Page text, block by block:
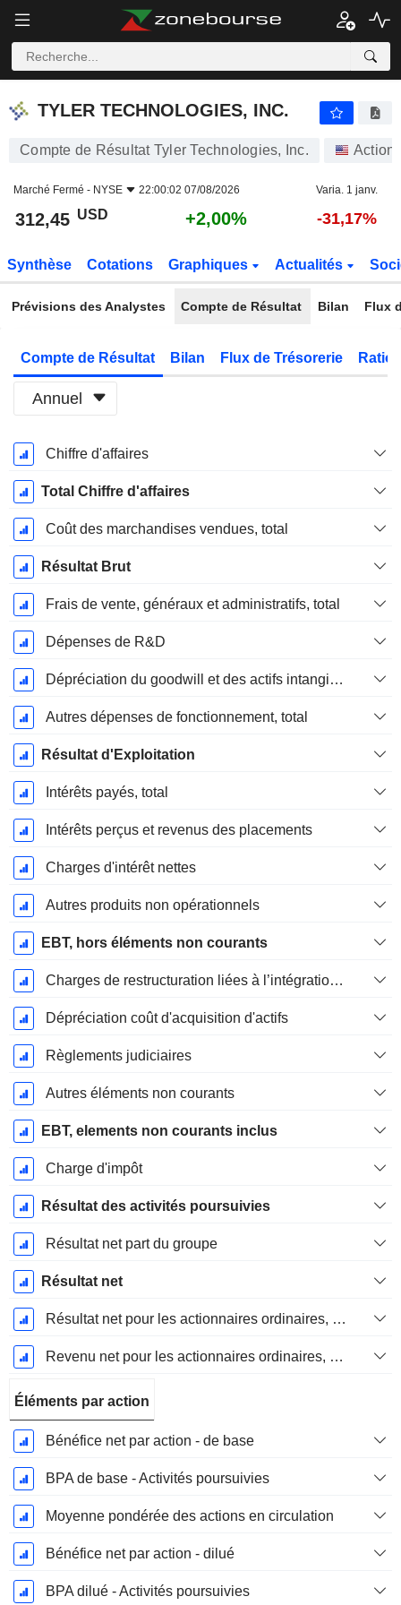
TYLER TECHNOLOGIES, INC.
TYLER TECHNOLOGIES, INC.
Compte de Résultat Tyler Technologies, Inc.
Marché Fermé - NYSE 22:00:02 07/08/2026 Varia. 1 janv.
312,45 USD +2,00% -31,17%
Synthèse Cotations Graphiques Actualités
Prévisions des Analystes Compte de Résultat Bilan Flux
Compte de Résultat Bilan Flux de Trésorerie
Annuel
Période
Fiscale:
Décembre
Chiffre d'affaires
Total Chiffre d'affaires
Coût des marchandises vendues, total
Résultat Brut
Frais de vente, généraux et administratifs, total
Dépenses de R&D
Dépréciation du goodwill et des actifs intangibles
Autres dépenses de fonctionnement, total
Résultat d'Exploitation
Intérêts payés, total
Intérêts perçus et revenus des placements
Charges d'intérêt nettes
Autres produits non opérationnels
EBT, hors éléments non courants
Charges de restructuration liées à l’intégration d’une nouvelle activité (Fusions, Acquisitions)
Dépréciation coût d'acquisition d'actifs
Règlements judiciaires
Autres éléments non courants
EBT, elements non courants inclus
Charge d'impôt
Résultat des activités poursuivies
Résultat net part du groupe
Résultat net
Résultat net pour les actionnaires ordinaires, éléments exceptionnels inclus.
Revenu net pour les actionnaires ordinaires, hors éléments exceptionnelsRésultat net pour les actionnaires ordinaires, éléments exceptionnels exclus.
Éléments par action
Bénéfice net par action - de base
BPA de base - Activités poursuivies
Moyenne pondérée des actions en circulation
Bénéfice net par action - dilué
BPA dilué - Activités poursuivies